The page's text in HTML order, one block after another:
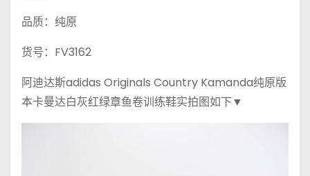
品质：纯原
货号：FV3162
阿迪达斯adidas Originals Country Kamanda纯原版
本卡曼达白灰红绿章鱼卷训练鞋实拍图如下▼